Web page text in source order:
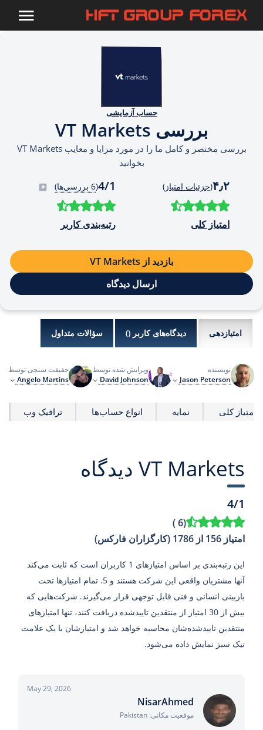
حساب آزمایشی
بررسی VT Markets
بررسی مختصر و کامل ما را در مورد مزایا و معایب VT Markets
بخوانید
۴٫۲(جزئیات امتیاز)
امتیاز کلی
4/1
(6 بررسی‌ها)
رتبه‌بندی کاربر
بازدید از VT Markets
ارسال دیدگاه
امتیازدهی دیدگاه‌های کاربر () سؤالات متداول
نویسنده
Jason Peterson
ویرایش شده توسط
David Johnson
حقیقت سنجی توسط
Angelo Martins
امتیاز کلی نمایه انواع حساب‌ها ترافیک وب
VT Markets دیدگاه
4/1
(
6
)
امتیاز 156 از 1786 (کارگزاران فارکس)
این رتبه‌بندی بر اساس امتیازهای 1 کاربران است که ثابت‌ می‌کند
آنها مشتریان واقعی این شرکت هستند و 5. تمام امتیازها تحت
بازبینی انسانی و فنی قابل توجهی قرار می‌گیرند. شرکت‌هایی که
بیش از 30 امتیاز از منتقدین تاییدشده دریافت کنند، تنها امتیازهای
منتقدین تاییدشده‌شان محاسبه خواهد شد و امتیازشان با یک علامت
تیک سبز نمایش داده می‌شود.
May 29, 2026
NisarAhmed
موقعیت مکانی: Pakistan